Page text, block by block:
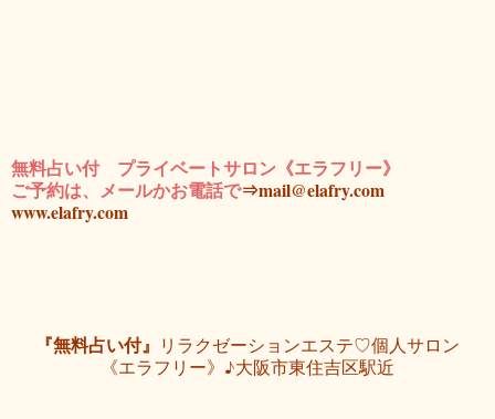
無料占い付 プライベートサロン《エラフリー》
ご予約は、メールかお電話で⇒mail@elafry.com
www.elafry.com
『無料占い付』 リラクゼーションエステ♡個人サロン
《エラフリー》♪大阪市東住吉区駅近